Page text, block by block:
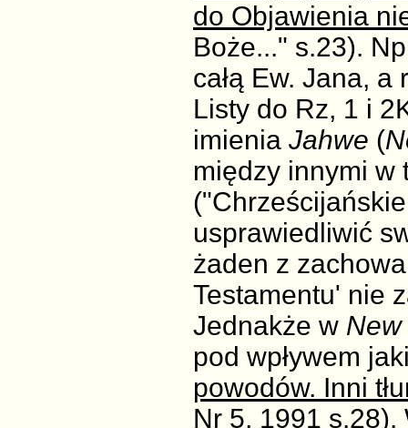
do Objawienia
Boże..." s.23).
całą Ew. Jana,
Listy do Rz, 1 i
imienia Jahwe (
między innymi w
usprawiedliwić
żaden z
Testamentu' nie
Jednakże w
pod wpływem
powodów. Inni
Nr 5, 1991 s.28).